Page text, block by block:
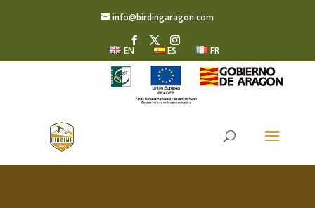
info@birdingaragon.com
EN ES FR